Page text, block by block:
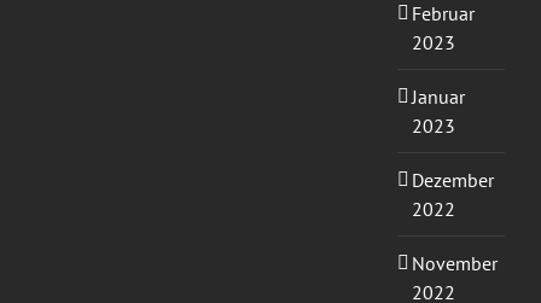
Februar
2023
Januar
2023
Dezember
2022
November
2022